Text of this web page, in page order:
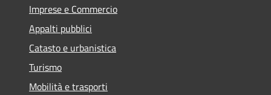
Imprese e Commercio
Appalti pubblici
Catasto e urbanistica
Turismo
Mobilità e trasporti